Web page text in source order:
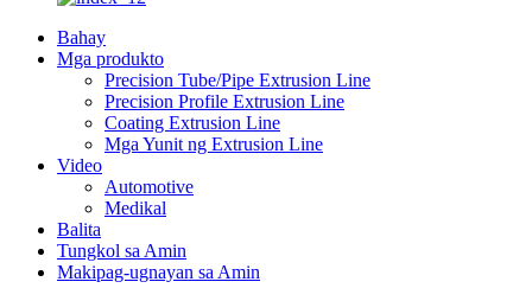
Bahay
Mga produkto
Precision Tube/Pipe Extrusion Line
Precision Profile Extrusion Line
Coating Extrusion Line
Mga Yunit ng Extrusion Line
Video
Automotive
Medikal
Balita
Tungkol sa Amin
Makipag-ugnayan sa Amin